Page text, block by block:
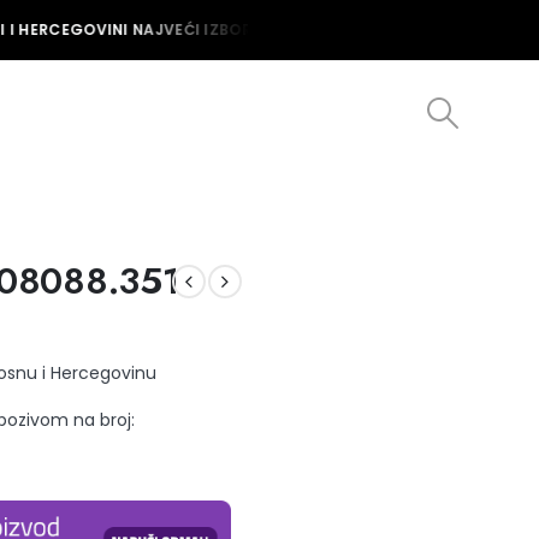
NAJVEĆI IZBOR MUŠKIH I ŽENSKIH SATOVA U
i Hercegovinu
na broj: